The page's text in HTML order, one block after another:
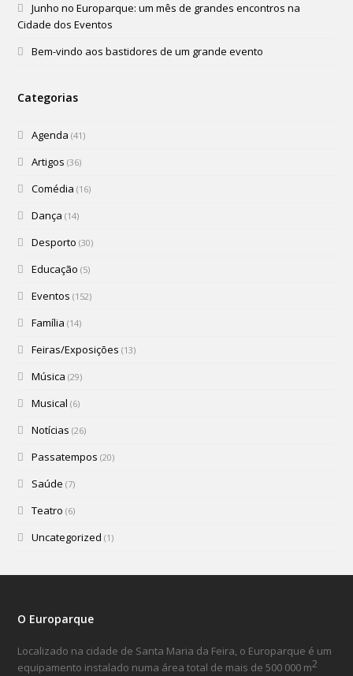
Junho no Europarque: um mês de grandes encontros na
Cidade dos Eventos
Bem-vindo aos bastidores de um grande evento
Categorias
Agenda (41)
Artigos (36)
Comédia (16)
Dança (14)
Desporto (30)
Educação (5)
Eventos (152)
Família (14)
Feiras/Exposições (13)
Música (29)
Musical (6)
Notícias (26)
Passatempos (20)
Saúde (7)
Teatro (6)
Uncategorized (1)
O Europarque
Localizado na cidade de Santa Maria da Feira, o Europarque é um
equipamento instalado numa área total de mais de 500 000 m2